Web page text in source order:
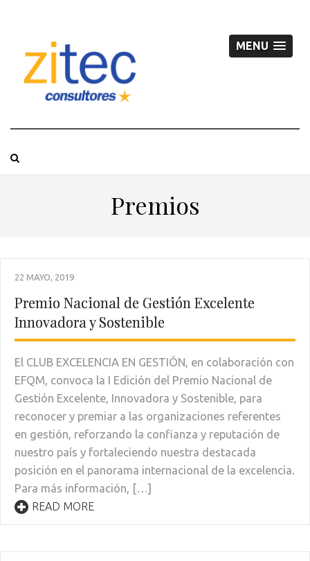
MENU
Premios
22 MAYO, 2019
Premio Nacional de Gestión Excelente
Innovadora y Sostenible
El CLUB EXCELENCIA EN GESTIÓN, en colaboración con
EFQM, convoca la I Edición del Premio Nacional de
Gestión Excelente, Innovadora y Sostenible, para
reconocer y premiar a las organizaciones referentes
en gestión, reforzando la confianza y reputación de
nuestro país y fortaleciendo nuestra destacada
posición en el panorama internacional de la excelencia.
Para más información, […]
READ MORE